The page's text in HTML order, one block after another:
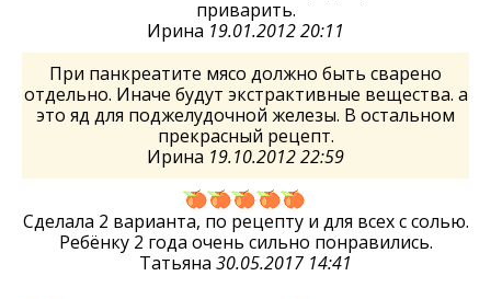
приварить.
Ирина 19.01.2012 20:11
При панкреатите мясо должно быть сварено
отдельно. Иначе будут экстрактивные вещества. а
это яд для поджелудочной железы. В остальном
прекрасный рецепт.
Ирина 19.10.2012 22:59
Сделала 2 варианта, по рецепту и для всех с солью.
Ребёнку 2 года очень сильно понравились.
Татьяна 30.05.2017 14:41